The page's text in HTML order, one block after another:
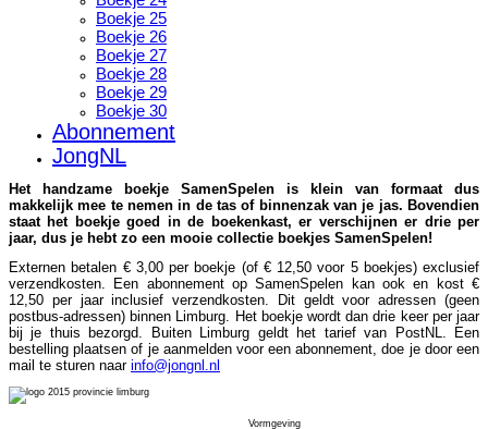
Boekje 25
Boekje 26
Boekje 27
Boekje 28
Boekje 29
Boekje 30
Abonnement
JongNL
Het handzame boekje SamenSpelen is klein van formaat dus
makkelijk mee te nemen in de tas of binnenzak van je jas. Bovendien
staat het boekje goed in de boekenkast, er verschijnen er drie per
jaar, dus je hebt zo een mooie collectie boekjes SamenSpelen!
Externen betalen € 3,00 per boekje (of € 12,50 voor 5 boekjes) exclusief
verzendkosten. Een abonnement op SamenSpelen kan ook en kost €
12,50 per jaar inclusief verzendkosten. Dit geldt voor adressen (geen
postbus-adressen) binnen Limburg. Het boekje wordt dan drie keer per jaar
bij je thuis bezorgd. Buiten Limburg geldt het tarief van PostNL. Een
bestelling plaatsen of je aanmelden voor een abonnement, doe je door een
mail te sturen naar info@jongnl.nl
Vormgeving